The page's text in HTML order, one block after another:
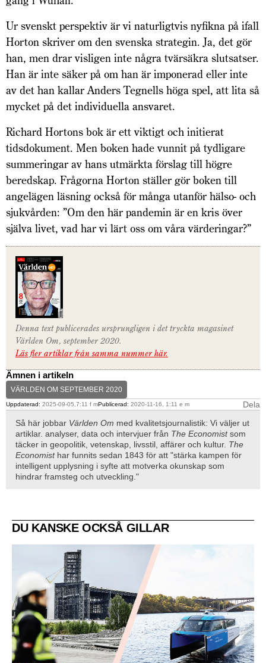
Ur svenskt perspektiv är vi naturligtvis nyfikna på ifall
Horton skriver om den svenska strategin. Ja, det gör
han, men drar visligen inte några tvärsäkra slutsatser.
Han är inte säker på om han är imponerad eller inte
av det han kallar Anders Tegnells höga spel, att lita så
mycket på det individuella ansvaret.
Richard Hortons bok är ett viktigt och initierat
tidsdokument. Men boken hade vunnit på tydligare
summeringar av hans utmärkta förslag till högre
beredskap. Frågorna Horton ställer gör boken till
angelägen läsning också för många utanför hälso- och
sjukvården: ”Om den här pandemin är en kris över
själva livet, vad har vi lärt oss om våra värderingar?”
Denna text publicerades ursprungligen i det tryckta magasinet
Världen Om, september 2020.
Läs fler artiklar från samma nummer här.
Ämnen i artikeln
VÄRLDEN OM SEPTEMBER 2020
Uppdaterad: 2025-09-05,7:11 f mPublicerad: 2020-11-16, 1:11 e m
Dela
Så här jobbar Världen Om med kvalitetsjournalistik: Vi väljer ut
artiklar. analyser, data och intervjuer från The Economistsom
täcker in geopolitik, vetenskap, livsstil, affärer och kultur. The
Economisthar funnits sedan 1843 för att "stärka kampen för
intelligent upplysning i syfte att motverka okunskap som
hindrar framsteg och utveckling."
DU KANSKE OCKSÅ GILLAR